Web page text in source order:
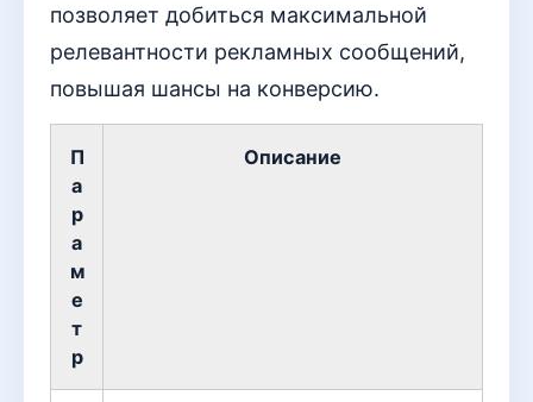
позволяет добиться максимальной
релевантности рекламных сообщений,
повышая шансы на конверсию.
П
а
р
а
м
е
т
р
Описание